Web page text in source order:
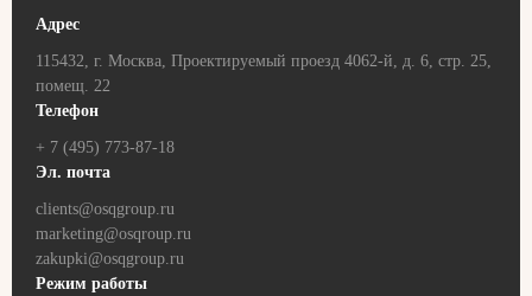
Адрес
115432, г. Москва, Проектируемый проезд 4062-й, д. 6, стр. 25,
помещ. 22
Телефон
+ 7 (495) 773-87-18
Эл. почта
clients@osqgroup.ru
marketing@osqroup.ru
zakupki@osqgroup.ru
Режим работы